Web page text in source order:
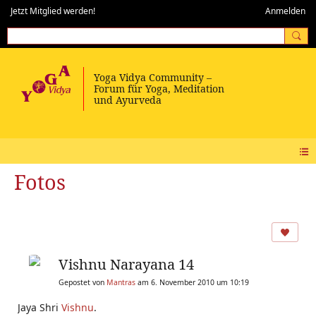
Jetzt Mitglied werden! Anmelden
Fotos
Vishnu Narayana 14
Gepostet von Mantras am 6. November 2010 um 10:19
Jaya Shri Vishnu.